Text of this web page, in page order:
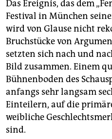
Das Ereignis, das dem
Festival in München
wird von Glause nicht
Bruchstücke von
setzten sich nach und
Bild zusammen. Einem
Bühnenboden des
anfangs sehr langsam
Einteilern, auf die
weibliche
sind.